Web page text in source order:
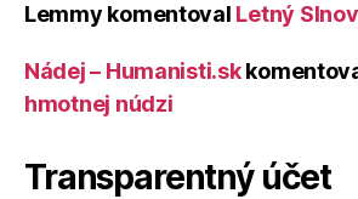
Lemmy komentoval Letný
Nádej – Humanisti.sk
hmotnej núdzi
Transparentný účet